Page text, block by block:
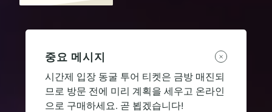
중요 메시지
시간제 입장 동굴 투어 티켓은 금방 매진되
므로 방문 전에 미리 계획을 세우고 온라인
으로 구매하세요. 곧 뵙겠습니다!